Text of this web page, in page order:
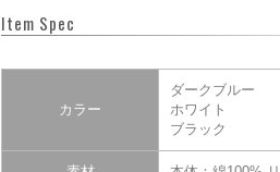
Item Spec
カラー
ダークブルー
ホワイト
ブラック